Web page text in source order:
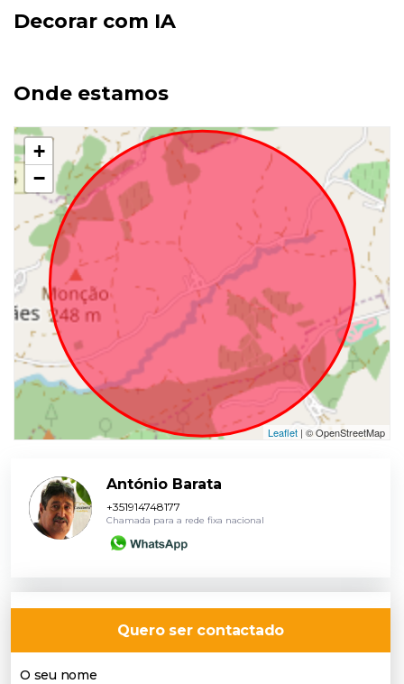
Decorar com IA
Onde estamos
+
−
Leaflet | © OpenStreetMap
António Barata
+351914748177
Chamada para a rede fixa nacional
Quero ser contactado
O seu nome